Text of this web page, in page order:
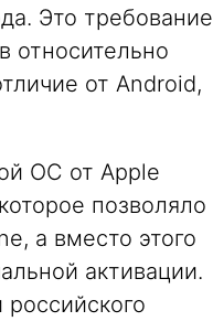
Это требование
относительно
от Android,
ОС от Apple
позволяло
а вместо этого
активации.